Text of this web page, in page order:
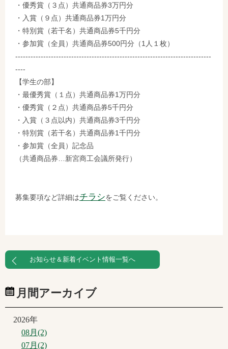
・優秀賞（３点）共通商品券3万円分
・入賞（９点）共通商品券1万円分
・特別賞（若干名）共通商品券5千円分
・参加賞（全員）共通商品券500円分（1人１枚）
-----------------------------------------------------------------------------
----
【学生の部】
・最優秀賞（１点）共通商品券1万円分
・優秀賞（２点）共通商品券5千円分
・入賞（３点以内）共通商品券3千円分
・特別賞（若干名）共通商品券1千円分
・参加賞（全員）記念品
（共通商品券…新宮商工会議所発行）
募集要項など詳細はチラシをご覧ください。
お知らせ＆新着イベント情報一覧へ
月間アーカイブ
2026年
08月(2)
07月(2)